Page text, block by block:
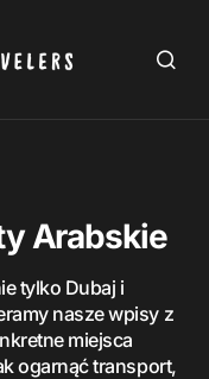
Arabskie
tylko Dubaj i
nasze wpisy z
miejsca
ogarnąć transport,